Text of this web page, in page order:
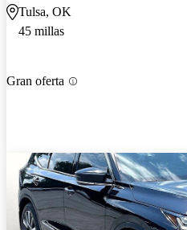
Tulsa, OK
45 millas
Gran oferta